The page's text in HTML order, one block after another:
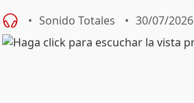
Sonido Totales 30/07/2026